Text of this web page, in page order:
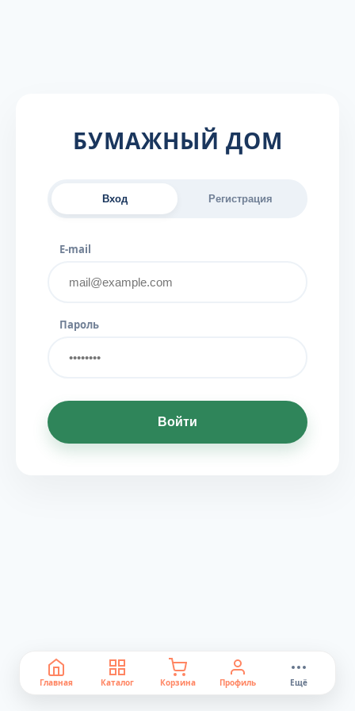
БУМАЖНЫЙ ДОМ
Вход Регистрация
E-mail
Пароль
Войти
Главная Каталог Корзина Профиль Ещё